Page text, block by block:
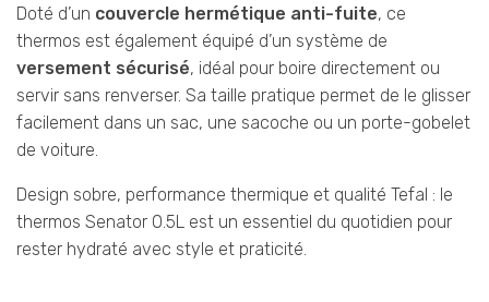
Doté d’un couvercle hermétique anti-fuite, ce
thermos est également équipé d’un système de
versement sécurisé, idéal pour boire directement ou
servir sans renverser. Sa taille pratique permet de le glisser
facilement dans un sac, une sacoche ou un porte-gobelet
de voiture.
Design sobre, performance thermique et qualité Tefal : le
thermos Senator 0.5L est un essentiel du quotidien pour
rester hydraté avec style et praticité.